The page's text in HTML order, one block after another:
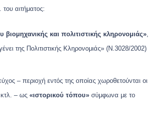
αιτήματος:
βιομηχανικής και πολιτιστικής κληρονομιάς»,
της Πολιτιστικής Κληρονομιάς» (Ν.3028/2002)
– περιοχή εντός της οποίας χωροθετούνται οι
κτλ. – ως «ιστορικού τόπου»σύμφωνα με το